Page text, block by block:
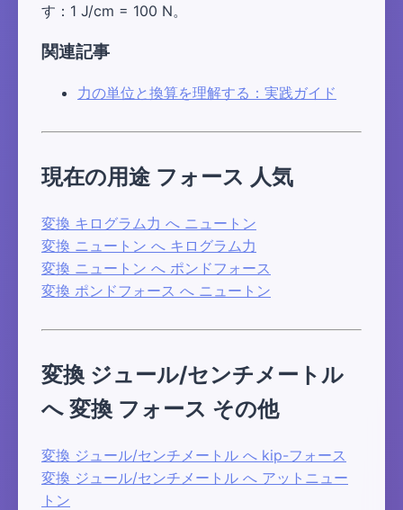
す：1 J/cm = 100 N。
関連記事
力の単位と換算を理解する：実践ガイド
現在の用途 フォース 人気
変換 キログラム力 へ ニュートン
変換 ニュートン へ キログラム力
変換 ニュートン へ ポンドフォース
変換 ポンドフォース へ ニュートン
変換 ジュール/センチメートル
へ 変換 フォース その他
変換 ジュール/センチメートル へ kip-フォース
変換 ジュール/センチメートル へ アットニュー
トン